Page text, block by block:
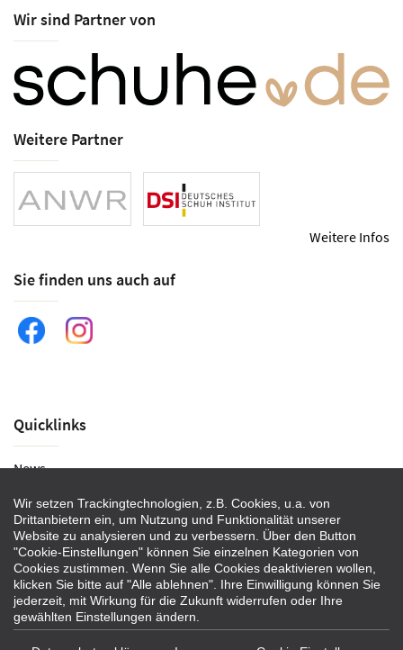
Wir sind Partner von
Weitere Partner
Weitere Infos
Sie finden uns auch auf
Quicklinks
News
Historie
Veranstaltungen
Kontakt
Impressum
Datenschutz
Wir setzen Trackingtechnologien, z.B. Cookies, u.a. von
Drittanbietern ein, um Nutzung und Funktionalität unserer
Website zu analysieren und zu verbessern. Über den Button
"Cookie-Einstellungen" können Sie einzelnen Kategorien von
Cookies zustimmen. Wenn Sie alle Cookies deaktivieren wollen,
klicken Sie bitte auf "Alle ablehnen". Ihre Einwilligung können Sie
jederzeit, mit Wirkung für die Zukunft widerrufen oder Ihre
gewählten Einstellungen ändern.